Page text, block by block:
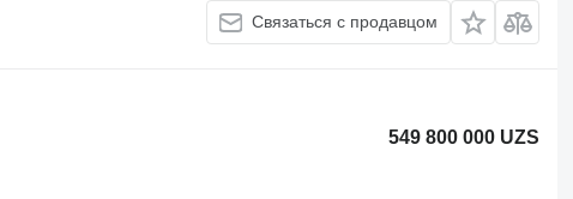
Связаться с продавцом
549 800 000 UZS